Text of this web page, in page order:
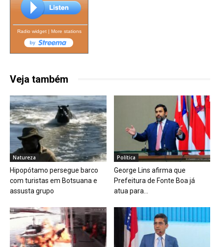
Radio widget| More stations
Veja também
Natureza
Hipopótamo persegue barco
com turistas em Botsuana e
assusta grupo
Política
George Lins afirma que
Prefeitura de Fonte Boa já
atua para...